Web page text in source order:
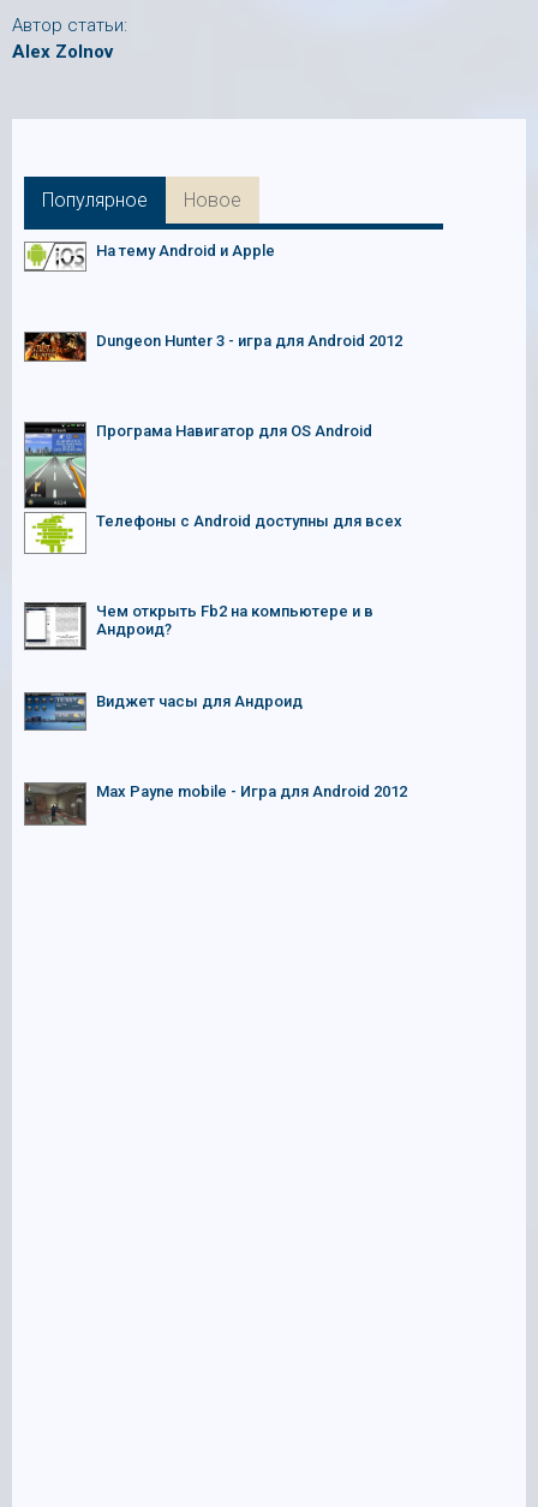
Автор статьи:
Alex Zolnov
Популярное Новое
На тему Android и Apple
Dungeon Hunter 3 - игра для Android 2012
Програма Навигатор для OS Android
Телефоны с Android доступны для всех
Чем открыть Fb2 на компьютере и в
Андроид?
Виджет часы для Андроид
Max Payne mobile - Игра для Android 2012